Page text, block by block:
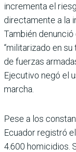
incrementa el
directamente a la
También denunció
“militarizado en
de fuerzas
Ejecutivo negó el
marcha.
Pese a los
Ecuador registró
4.600 homicidios.